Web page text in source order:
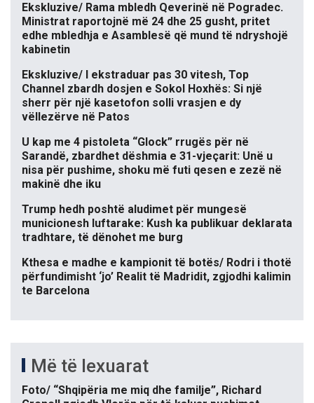
Ekskluzive/ Rama mbledh Qeverinë në Pogradec.
Ministrat raportojnë më 24 dhe 25 gusht, pritet
edhe mbledhja e Asamblesë që mund të ndryshojë
kabinetin
Ekskluzive/ I ekstraduar pas 30 vitesh, Top
Channel zbardh dosjen e Sokol Hoxhës: Si një
sherr për një kasetofon solli vrasjen e dy
vëllezërve në Patos
U kap me 4 pistoleta “Glock” rrugës për në
Sarandë, zbardhet dëshmia e 31-vjeçarit: Unë u
nisa për pushime, shoku më futi qesen e zezë në
makinë dhe iku
Trump hedh poshtë aludimet për mungesë
municionesh luftarake: Kush ka publikuar deklarata
tradhtare, të dënohet me burg
Kthesa e madhe e kampionit të botës/ Rodri i thotë
përfundimisht ‘jo’ Realit të Madridit, zgjodhi kalimin
te Barcelona
Më të lexuarat
Foto/ “Shqipëria me miq dhe familje”, Richard